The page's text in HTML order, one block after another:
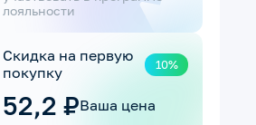
лояльности
Скидка на первую
покупку
10%
52,2 ₽Ваша цена